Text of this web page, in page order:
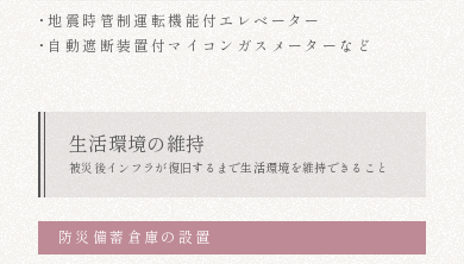
・地震時管制運転機能付エレベーター
・自動遮断装置付マイコンガスメーターなど
生活環境の維持
被災後インフラが復旧するまで生活環境を維持できること
防災備蓄倉庫の設置